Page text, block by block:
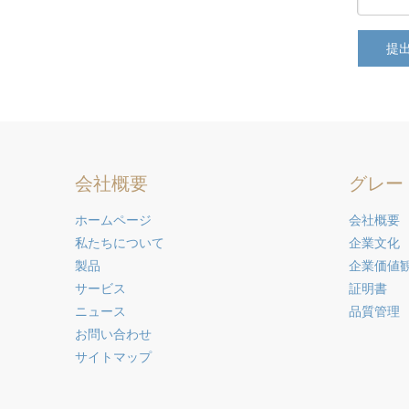
提
会社概要
ホームページ
私たちについて
製品
サービス
ニュース
お問い合わせ
サイトマップ
グレ
会社概要
企業文化
企業価値
証明書
品質管理